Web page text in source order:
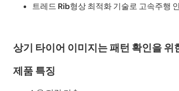
트레드 Rib형상 최적화 기술로 고속주행
상기 타이어 이미지는 패턴 확인을
제품 특징